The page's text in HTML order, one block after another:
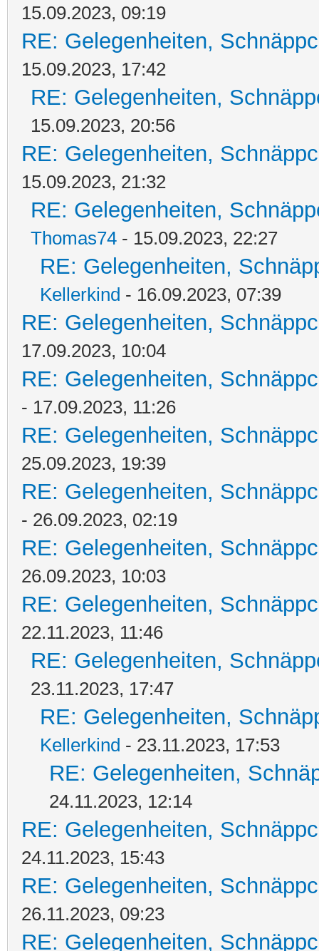
15.09.2023, 09:19
RE: Gelegenheiten,
15.09.2023, 17:42
RE: Gelegenheiten,
15.09.2023, 20:56
RE: Gelegenheiten,
15.09.2023, 21:32
RE: Gelegenheiten,
Thomas74 - 15.09.2023, 22:27
RE: Gelegenheiten,
Kellerkind - 16.09.2023, 07:39
RE: Gelegenheiten,
17.09.2023, 10:04
RE: Gelegenheiten,
- 17.09.2023, 11:26
RE: Gelegenheiten,
25.09.2023, 19:39
RE: Gelegenheiten,
- 26.09.2023, 02:19
RE: Gelegenheiten,
26.09.2023, 10:03
RE: Gelegenheiten,
22.11.2023, 11:46
RE: Gelegenheiten,
23.11.2023, 17:47
RE: Gelegenheiten,
Kellerkind - 23.11.2023, 17:53
RE: Gelegenheiten,
24.11.2023, 12:14
RE: Gelegenheiten,
24.11.2023, 15:43
RE: Gelegenheiten,
26.11.2023, 09:23
RE: Gelegenheiten,